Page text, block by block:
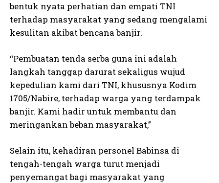
bentuk nyata perhatian dan empati TNI
terhadap masyarakat yang sedang mengalami
kesulitan akibat bencana banjir.
“Pembuatan tenda serba guna ini adalah
langkah tanggap darurat sekaligus wujud
kepedulian kami dari TNI, khususnya Kodim
1705/Nabire, terhadap warga yang terdampak
banjir. Kami hadir untuk membantu dan
meringankan beban masyarakat,”
Selain itu, kehadiran personel Babinsa di
tengah-tengah warga turut menjadi
penyemangat bagi masyarakat yang